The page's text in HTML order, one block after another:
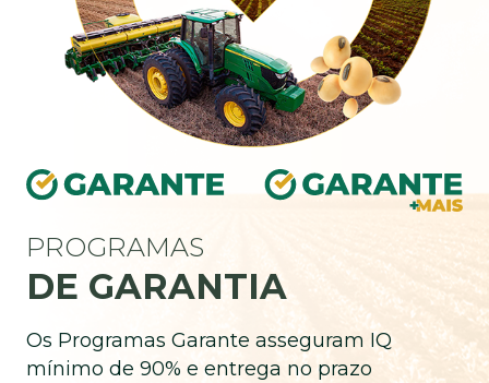
PROGRAMAS
DE GARANTIA
Os Programas Garante asseguram IQ
mínimo de 90% e entrega no prazo